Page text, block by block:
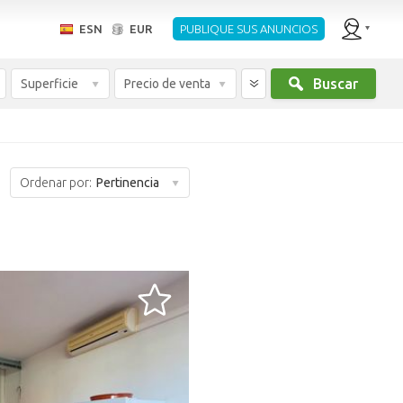
ESN EUR PUBLIQUE SUS ANUNCIOS
Superficie Precio de venta Buscar
Ordenar por: Pertinencia